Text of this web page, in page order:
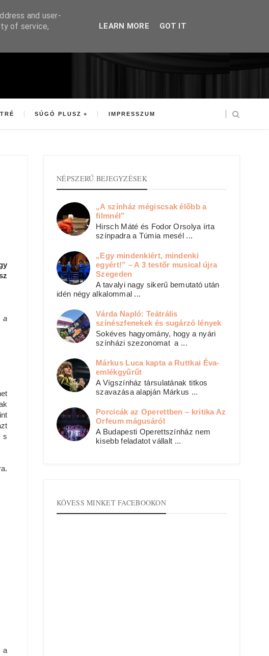
SÚGÓ PLUSZ IMPRESSZUM
a
s
a
NÉPSZERŰ BEJEGYZÉSEK
„A színház mégiscsak élőbb a
filmnél”
Hirsch Máté és Fodor Orsolya írta
színpadra a Túmia mesél ...
„Egy mindenkiért, mindenki
egyért!” – A 3 testőr musical újra
Szegeden
A tavalyi nagy sikerű bemutató után
idén négy alkalommal ...
Várda Napló: Teátrális
színészfenekek és sugárzó lények
Sokéves hagyomány, hogy a nyári
színházi szezonomat a ...
Márkus Luca kapta a Ruttkai Éva-
emlékgyűrűt
A Vígszínház társulatának titkos
szavazása alapján Márkus ...
Porcicák az Operettben – kritika Az
Orfeum mágusáról
A Budapesti Operettszínház nem
kisebb feladatot vállalt ...
KÖVESS MINKET FACEBOOKON
and user-
of service,
LEARN MORE GOT IT